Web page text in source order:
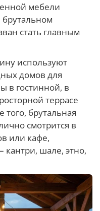
мебели
стать главным
используют
домов для
в гостинной, в
террасе
того, брутальная
смотрится в
или кафе,
кантри, шале, этно,